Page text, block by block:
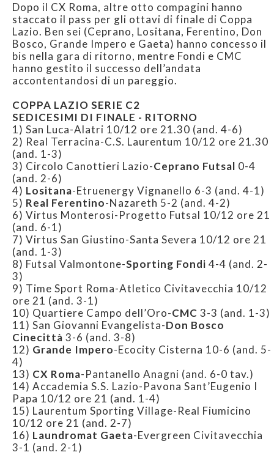
Dopo il CX Roma, altre otto compagini hanno
staccato il pass per gli ottavi di finale di Coppa
Lazio. Ben sei (Ceprano, Lositana, Ferentino, Don
Bosco, Grande Impero e Gaeta) hanno concesso il
bis nella gara di ritorno, mentre Fondi e CMC
hanno gestito il successo dell’andata
accontentandosi di un pareggio.
COPPA LAZIO SERIE C2
SEDICESIMI DI FINALE - RITORNO
1) San Luca-Alatri 10/12 ore 21.30 (and. 4-6)
2) Real Terracina-C.S. Laurentum 10/12 ore 21.30
(and. 1-3)
3) Circolo Canottieri Lazio-Ceprano Futsal 0-4
(and. 2-6)
4) Lositana-Etruenergy Vignanello 6-3 (and. 4-1)
5) Real Ferentino-Nazareth 5-2 (and. 4-2)
6) Virtus Monterosi-Progetto Futsal 10/12 ore 21
(and. 6-1)
7) Virtus San Giustino-Santa Severa 10/12 ore 21
(and. 1-3)
8) Futsal Valmontone-Sporting Fondi 4-4 (and. 2-
3)
9) Time Sport Roma-Atletico Civitavecchia 10/12
ore 21 (and. 3-1)
10) Quartiere Campo dell’Oro-CMC 3-3 (and. 1-3)
11) San Giovanni Evangelista-Don Bosco
Cinecittà 3-6 (and. 3-8)
12) Grande Impero-Ecocity Cisterna 10-6 (and. 5-
4)
13) CX Roma-Pantanello Anagni (and. 6-0 tav.)
14) Accademia S.S. Lazio-Pavona Sant’Eugenio I
Papa 10/12 ore 21 (and. 1-4)
15) Laurentum Sporting Village-Real Fiumicino
10/12 ore 21 (and. 2-7)
16) Laundromat Gaeta-Evergreen Civitavecchia
3-1 (and. 2-1)